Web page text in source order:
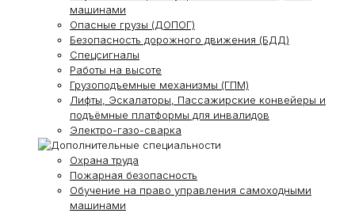
машинами
Опасные грузы (ДОПОГ)
Безопасность дорожного движения (БДД)
Спецсигналы
Работы на высоте
Грузоподъемные механизмы (ГПМ)
Лифты, Эскалаторы, Пассажирские конвейеры и
подъёмные платформы для инвалидов
Электро-газо-сварка
Охрана труда
Пожарная безопасность
Обучение на право управления самоходными
машинами